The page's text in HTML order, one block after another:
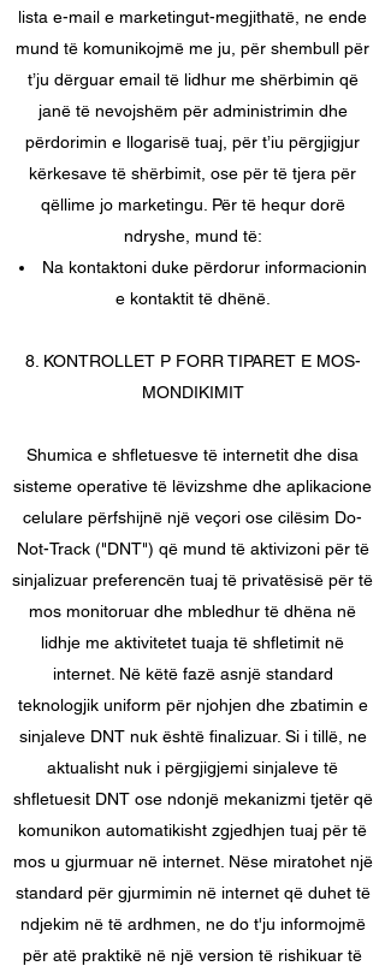
lista e-mail e marketingut-megjithatë, ne ende
mund të komunikojmë me ju, për shembull për
t’ju dërguar email të lidhur me shërbimin që
janë të nevojshëm për administrimin dhe
përdorimin e llogarisë tuaj, për t’iu përgjigjur
kërkesave të shërbimit, ose për të tjera për
qëllime jo marketingu. Për të hequr dorë
ndryshe, mund të:
Na kontaktoni duke përdorur informacionin
e kontaktit të dhënë.
8. KONTROLLET P FORR TIPARET E MOS-
MONDIKIMIT
Shumica e shfletuesve të internetit dhe disa
sisteme operative të lëvizshme dhe aplikacione
celulare përfshijnë një veçori ose cilësim Do-
Not-Track ("DNT") që mund të aktivizoni për të
sinjalizuar preferencën tuaj të privatësisë për të
mos monitoruar dhe mbledhur të dhëna në
lidhje me aktivitetet tuaja të shfletimit në
internet. Në këtë fazë asnjë standard
teknologjik uniform për njohjen dhe zbatimin e
sinjaleve DNT nuk është finalizuar. Si i tillë, ne
aktualisht nuk i përgjigjemi sinjaleve të
shfletuesit DNT ose ndonjë mekanizmi tjetër që
komunikon automatikisht zgjedhjen tuaj për të
mos u gjurmuar në internet. Nëse miratohet një
standard për gjurmimin në internet që duhet të
ndjekim në të ardhmen, ne do t'ju informojmë
për atë praktikë në një version të rishikuar të